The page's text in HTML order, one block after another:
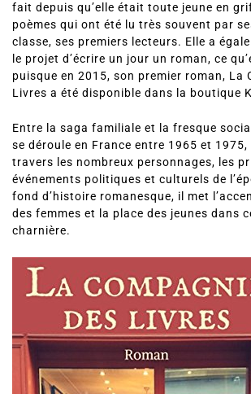
fait depuis qu’elle était toute jeune en
poèmes qui ont été lu très souvent par
classe, ses premiers lecteurs. Elle a
le projet d’écrire un jour un roman, ce
puisque en 2015, son premier roman, La
Livres a été disponible dans la boutique
Entre la saga familiale et la fresque
se déroule en France entre 1965 et
travers les nombreux personnages, les
événements politiques et culturels de
fond d’histoire romanesque, il met
des femmes et la place des jeunes dans
charnière.